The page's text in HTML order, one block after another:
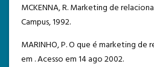
MCKENNA, R. Marketing de
Campus, 1992.
MARINHO, P. O que é marketing
em . Acesso em 14 ago 2002.